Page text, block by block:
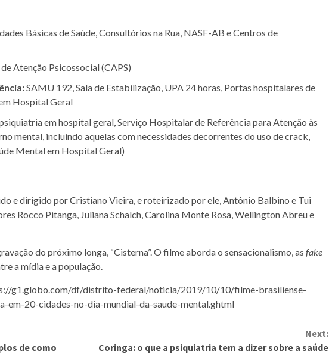
Básicas de Saúde, Consultórios na Rua, NASF-AB e Centros de
Atenção Psicossocial (CAPS)
SAMU 192, Sala de Estabilização, UPA 24 horas, Portas hospitalares de
Hospital Geral
em hospital geral, Serviço Hospitalar de Referência para Atenção às
mental, incluindo aquelas com necessidades decorrentes do uso de crack,
Mental em Hospital Geral)
e dirigido por Cristiano Vieira, e roteirizado por ele, Antônio Balbino e Tui
Rocco Pitanga, Juliana Schalch, Carolina Monte Rosa, Wellington Abreu e
do próximo longa, “Cisterna”. O filme aborda o sensacionalismo, as fake
a mídia e a população.
g1.globo.com/df/distrito-federal/noticia/2019/10/10/filme-brasiliense-
em-20-cidades-no-dia-mundial-da-saude-mental.ghtml
de como
Next:
Coringa: o que a psiquiatria tem a dizer sobre a saúde